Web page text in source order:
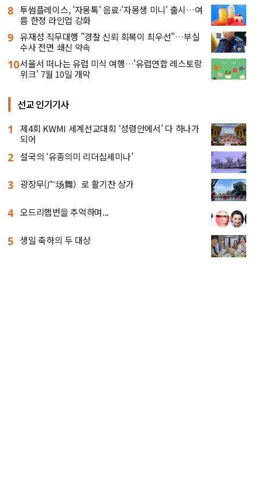
8 투썸플레이스, '자몽톡' 음료·'자몽생 미니' 출시…여
름 한정 라인업 강화
9 유재성 직무대행 "경찰 신뢰 회복이 최우선"…부실
수사 전면 쇄신 약속
10서울서 떠나는 유럽 미식 여행…'유럽연합 레스토랑
위크' 7월 10일 개막
선교 인기기사
1
제4회 KWMI 세계선교대회 ‘성령안에서’ 다 하나가
되어
2 설국의 ‘유종의미 리더십세미나’
3 광장무(广场舞）로 활기찬 상가
4 오드리햅번을 추억하며...
5 생일 축하의 두 대상